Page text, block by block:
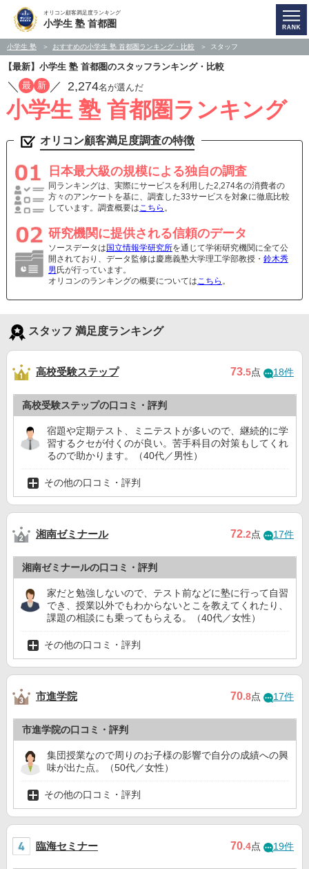
オリコン顧客満足度ランキング
小学生 塾 首都圏
小学生 塾 おすすめの小学生 塾 首都圏ランキング・比較 スタッフ
【最新】小学生 塾 首都圏のスタッフランキング・比較
／ 最 新 ／ 2,274名が選んだ
小学生 塾 首都圏ランキング
オリコン顧客満足度調査の特徴
日本最大級の規模による独自の調査
同ランキングは、実際にサービスを利用した2,274名の消費者の
方々のアンケートを基に、調査した33サービスを対象に徹底比較
しています。調査概要はこちら 。
研究機関に提供される信頼のデータ
ソースデータは 国立情報学研究所を通じて学術研究機関に全て公
開されており、データ監修は慶應義塾大学理工学部教授・ 鈴木秀
男 氏が行っています。
オリコンのランキングの概要についてはこちら 。
スタッフ 満足度ランキング
高校受験ステップ 73.5点 18件
高校受験ステップの口コミ・評判
宿題や定期テスト、ミニテストが多いので、継続的に学
習するクセが付くのが良い。苦手科目の対策もしてくれ
るので助かります。（40代／男性）
その他の口コミ・評判
湘南ゼミナール 72.2点 17件
湘南ゼミナールの口コミ・評判
家だと勉強しないので、テスト前などに塾に行って自習
でき、授業以外でもわからないとこを教えてくれたり、
課題の相談にも乗ってもらえる。（40代／女性）
その他の口コミ・評判
市進学院 70.8点 17件
市進学院の口コミ・評判
集団授業なので周りのお子様の影響で自分の成績への興
味が出た点。（50代／女性）
その他の口コミ・評判
臨海セミナー 70.4点 19件